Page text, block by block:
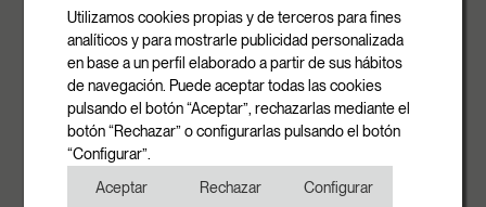
Ronda de la Font Grossa, 15 Pol. Ind. La Gavarra
08540 Centelles | Barcelona
E-mail
info@rovasi.com
Téléphone
+34 93 881 37 13
Utilizamos cookies propias y de terceros para fines
analíticos y para mostrarle publicidad personalizada
en base a un perfil elaborado a partir de sus hábitos
de navegación. Puede aceptar todas las cookies
pulsando el botón “Aceptar”, rechazarlas mediante el
botón “Rechazar” o configurarlas pulsando el botón
“Configurar”.
Aceptar
Rechazar Configurar